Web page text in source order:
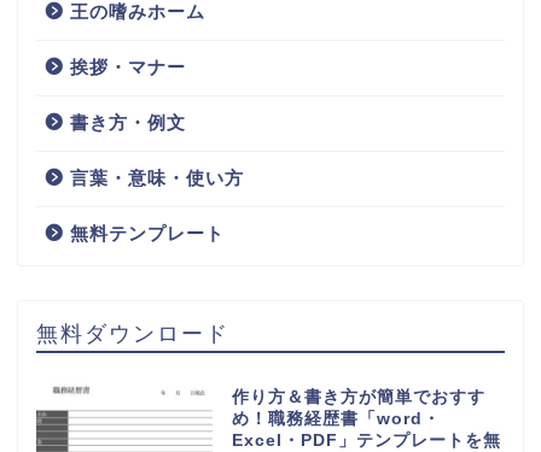
王の嗜みホーム
挨拶・マナー
書き方・例文
言葉・意味・使い方
無料テンプレート
無料ダウンロード
作り方＆書き方が簡単でおすす
め！職務経歴書「word・
Excel・PDF」テンプレートを無